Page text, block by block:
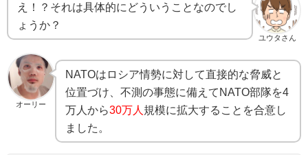
ユウタさん
え！？それは具体的にどういうことなのでし
ょうか？
オーリー
NATOはロシア情勢に対して直接的な脅威と
位置づけ、不測の事態に備えてNATO部隊を4
万人から30万人 規模に拡大することを合意し
ました。